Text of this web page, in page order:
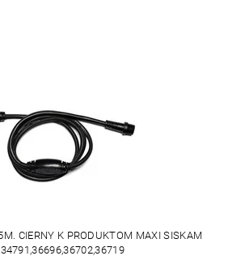
CIERNY K PRODUKTOM MAXI SISKAM